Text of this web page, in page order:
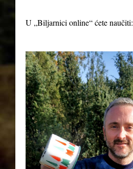
U „Biljarnici online“ ćete naučiti: